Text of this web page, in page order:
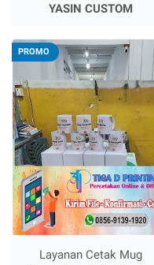
YASIN CUSTOM
Layanan Cetak Mug
PROMO